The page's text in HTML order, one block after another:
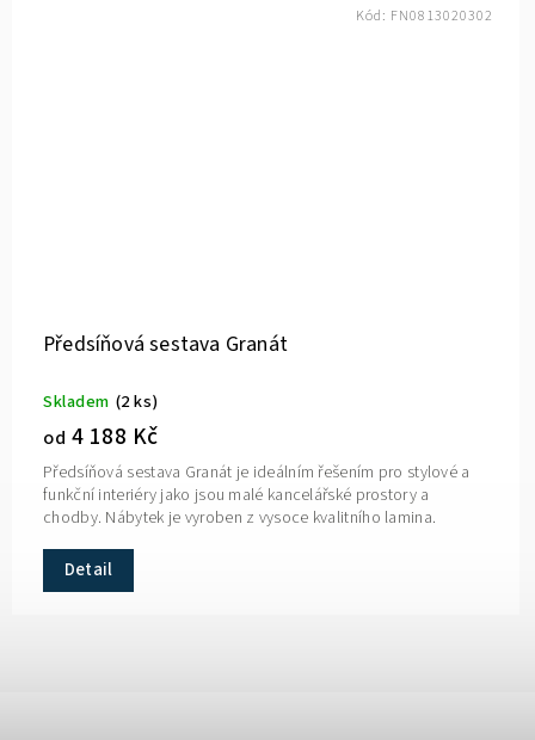
Předsíňová sestava Granát
Skladem (2 ks)
od 4 188 Kč
Detail
Předsíňová sestava Granát je ideálním řešením pro stylové a
funkční interiéry jako jsou malé kancelářské prostory a
chodby. Nábytek je vyroben z vysoce kvalitního lamina.
Kód: FN0813020302